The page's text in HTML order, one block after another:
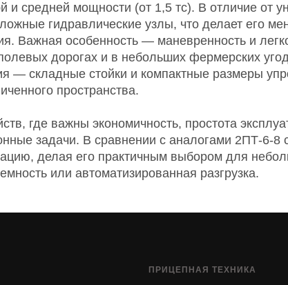
и средней мощности (от 1,5 тс). В отличие от
гидравлические узлы, что делает его
Важная особенность — маневренность и
дорогах и в небольших фермерских
— складные стойки и компактные размеры
пространства.
где важны экономичность, простота
задачи. В сравнении с аналогами 2ПТ-6-8
делая его практичным выбором для
или автоматизированная разгрузка.
ПРИЦЕПНАЯ ТЕХНИКА